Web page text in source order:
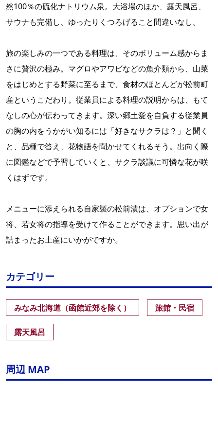
然100％の硫化ナトリウム泉。大浴場のほか、露天風呂、
サウナも完備し、ゆったりくつろげること間違いなし。
旅の楽しみの一つである料理は、そのボリューム感からま
さに贅沢の極み。マグロやアワビなどの魚介類から、山菜
をはじめとする野菜に至るまで、食材のほとんどが松前町
産というこだわり。従業員による料理の説明からは、もて
なしの心が伝わってきます。深い郷土愛を自負する従業員
の胸の内をうかがい知るには「好きなサクラは？」と聞く
と、品種で答え、花物語を聞かせてくれるそう。出向く際
に図鑑などで予習していくと、サクラ談議に可憐な花が咲
くはずです。
メニューに添えられる自家製の松前漬は、オプションで女
将、若女将の指導を受けて作ることができます。思い出が
詰まったお土産にいかがですか。
カテゴリー
みなみ北海道（函館近郊を除く） 旅館・民宿
露天風呂
周辺 MAP